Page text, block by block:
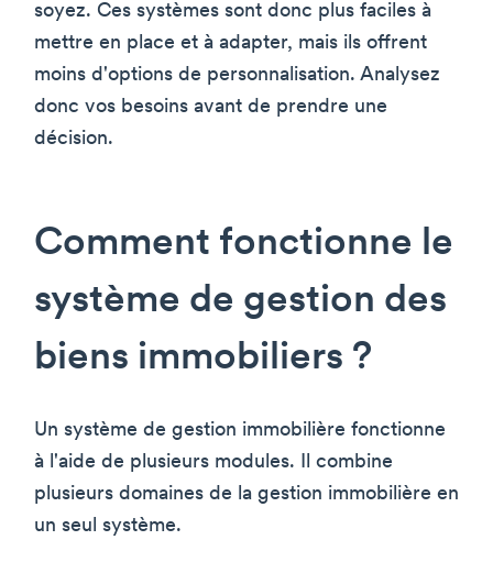
soyez. Ces systèmes sont donc plus faciles à
mettre en place et à adapter, mais ils offrent
moins d'options de personnalisation. Analysez
donc vos besoins avant de prendre une
décision.
Comment fonctionne le
système de gestion des
biens immobiliers ?
Un système de gestion immobilière fonctionne
à l'aide de plusieurs modules. Il combine
plusieurs domaines de la gestion immobilière en
un seul système.